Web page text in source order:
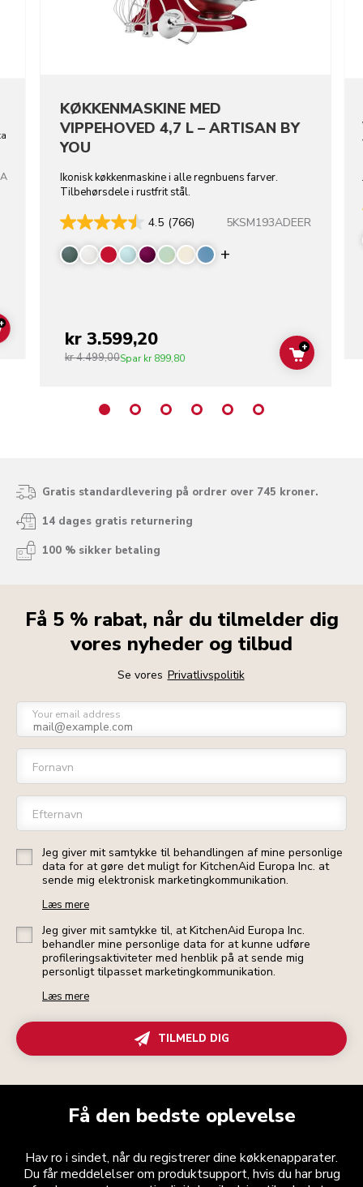
ADD TO CART
KØKKENMASKINE MED
VIPPEHOVED 4,7 L – ARTISAN BY
YOU
Ikonisk køkkenmaskine i alle regnbuens farver.
Tilbehørsdele i rustfrit stål.
4.5 (766) 5KSM193ADEER
Display more
kr 3.599,20
kr 4.499,00Spar kr 899,80 ADD TO
+
Gratis standardlevering på ordrer over 745 kroner.
14 dages gratis returnering
100 % sikker betaling
Få 5 % rabat, når du tilmelder dig
vores nyheder og tilbud
Se vores Privatlivspolitik
Your email address
Fornavn
Efternavn
Jeg giver mit samtykke til behandlingen af mine personlige
data for at gøre det muligt for KitchenAid Europa Inc. at
sende mig elektronisk marketingkommunikation.
Læs mere
Jeg giver mit samtykke til, at KitchenAid Europa Inc.
behandler mine personlige data for at kunne udføre
profileringsaktiviteter med henblik på at sende mig
personligt tilpasset marketingkommunikation.
Læs mere
TILMELD DIG
Få den bedste oplevelse
Hav ro i sindet, når du registrerer dine køkkenapparater.
Du får meddelelser om produktsupport, hvis du har brug